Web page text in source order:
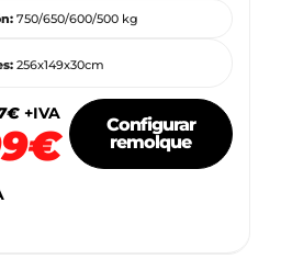
750/650/600/500 kg
256x149x30cm
Configurar
remolque
+IVA